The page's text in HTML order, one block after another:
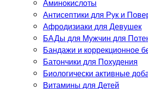
Аминокислоты
Антисептики для Рук и
Афродизиаки для Девушек
БАДы для Мужчин для
Бандажи и коррекционное
Батончики для Похудения
Биологически активные
Витамины для Детей